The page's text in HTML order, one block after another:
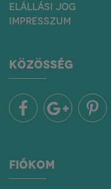
ELÁLLÁSI JOG
IMPRESSZUM
KÖZÖSSÉG
FIÓKOM